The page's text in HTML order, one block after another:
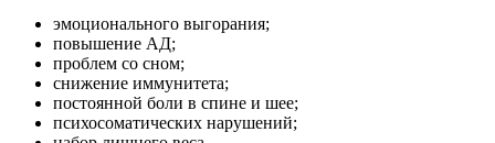
эмоционального выгорания;
повышение АД;
проблем со сном;
снижение иммунитета;
постоянной боли в спине и шее;
психосоматических нарушений;